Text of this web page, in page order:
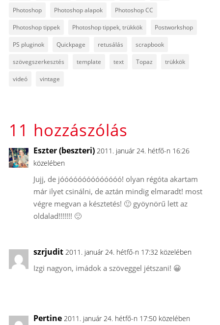
Photoshop Photoshop alapok Photoshop CC
Photoshop tippek Photoshop tippek, trükkök Postworkshop
PS pluginok Quickpage retusálás scrapbook
szövegszerkesztés template text Topaz trükkök
videó vintage
11 hozzászólás
Eszter (beszteri) 2011. január 24. hétfő-n 16:26
közelében
Jujj, de jóóóóóóóóóóóóóó! olyan régóta akartam
már ilyet csinálni, de aztán mindig elmaradt! most
végre megvan a késztetés! 🙂 gyöynörű lett az
oldalad!!!!!!! 🙂
szrjudit 2011. január 24. hétfő-n 17:32 közelében
Izgi nagyon, imádok a szöveggel jétszani! 😀
Pertine 2011. január 24. hétfő-n 17:50 közelében